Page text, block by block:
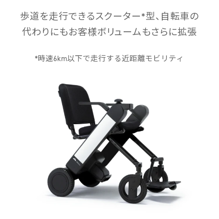
歩道を走行できるスクーター*型、 自転車の
代わりにもお客様ボリュームもさらに拡張
*時速6km以下で走行する近距離モビリティ